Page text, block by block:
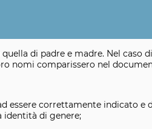
di padre e madre. Nel caso
nomi comparissero nel
essere correttamente indicato
identità di genere;